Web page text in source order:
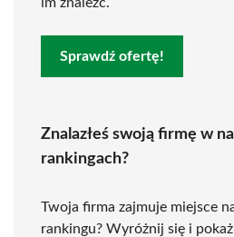
Sprawdź ofertę!
Znalazłeś swoją firmę w
rankingach?
Twoja firma zajmuje miejsce
rankingu? Wyróżnij się i